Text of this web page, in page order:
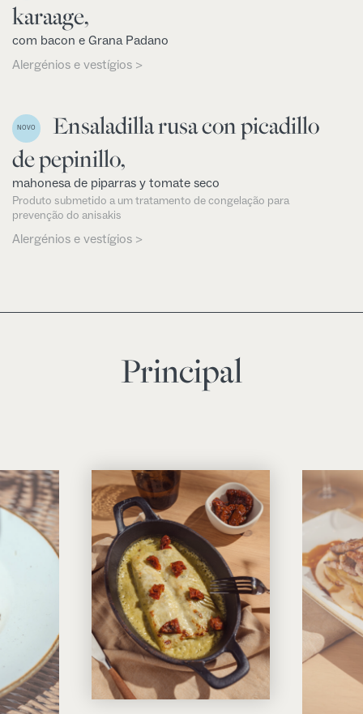
karaage,
com bacon e Grana Padano
Alergénios e vestígios >
NOVO
Ensaladilla rusa con picadillo
de pepinillo,
mahonesa de piparras y tomate seco
Produto submetido a um tratamento de congelação para
prevenção do anisakis
Alergénios e vestígios >
Principal